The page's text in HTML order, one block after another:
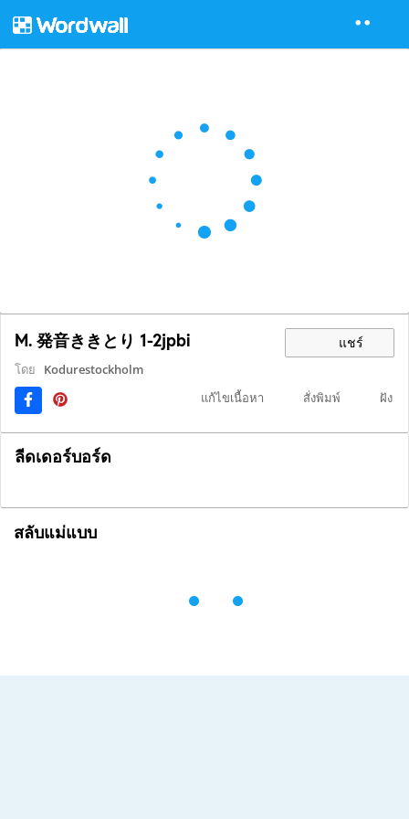
M. 発音ききとり 1-2jpbi แชร์
โดย
Kodurestockholm
แก้ไขเนื้อหา
สั่งพิมพ์ ฝัง
ลีดเดอร์บอร์ด
สลับแม่แบบ